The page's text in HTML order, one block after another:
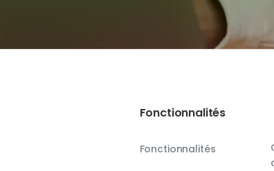
Fonctionnalités
Fonctionnalités